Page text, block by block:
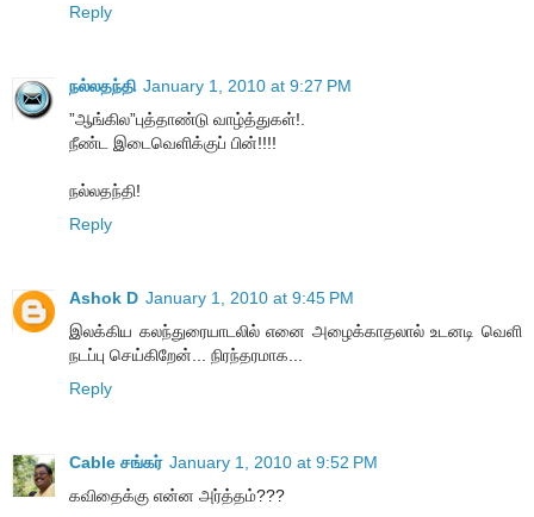
Reply
நல்லதந்தி January 1, 2010 at 9:27 PM
”ஆங்கில”புத்தாண்டு வாழ்த்துகள்!.
நீண்ட இடைவெளிக்குப் பின்!!!!
நல்லதந்தி!
Reply
Ashok D January 1, 2010 at 9:45 PM
இலக்கிய கலந்துரையாடலில் எனை அழைக்காதலால் உடனடி வெளி
நடப்பு செய்கிறேன்... நிரந்தரமாக...
Reply
Cable சங்கர் January 1, 2010 at 9:52 PM
கவிதைக்கு என்ன அர்த்தம்???